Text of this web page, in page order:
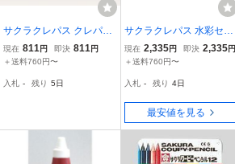
サクラクレパス クレパス
太巻16色(ゴム紐付) LP16
R 00065040
現在 811 円 即決 811 円
＋送料760円〜
入札 - 残り 5日
サクラクレパス 水彩セッ
トHケース ケースのみ ネ
イビー EWZ-Hケース#43
現在 2,335円 即決 2,335円
＋送料760円〜
入札 - 残り 4日
最安値を見る